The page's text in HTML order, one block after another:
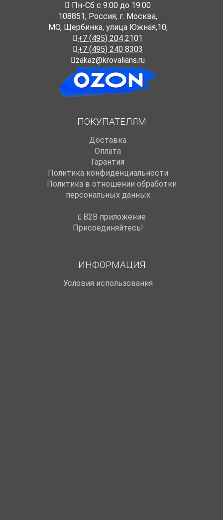
Пн-Cб с 9:00 до 19:00
108851, Россия, г. Москва,
МО, Щербинка, улица Южная,10,
+7 (495) 204 2101
+7 (495) 240 8303
zakaz@krovalians.ru
ПОКУПАТЕЛЯМ
Доставка
Оплата
Гарантия
Политика конфиденциальности
Политика в отношении обработки
персональных данных
B2B приложение
Присоединяйтесь!
ИНФОРМАЦИЯ
Условия использования